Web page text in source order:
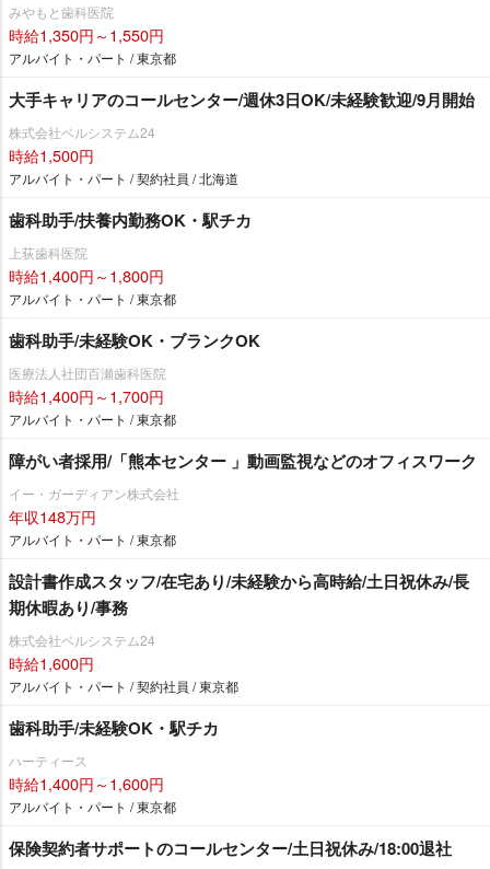
みやもと歯科医院
時給1,350円～1,550円
アルバイト・パート / 東京都
大手キャリアのコールセンター/週休3日OK/未経験歓迎/9月開始
株式会社ベルシステム24
時給1,500円
アルバイト・パート / 契約社員 / 北海道
歯科助手/扶養内勤務OK・駅チカ
上荻歯科医院
時給1,400円～1,800円
アルバイト・パート / 東京都
歯科助手/未経験OK・ブランクOK
医療法人社団百瀬歯科医院
時給1,400円～1,700円
アルバイト・パート / 東京都
障がい者採用/「熊本センター 」動画監視などのオフィスワーク
イー・ガーディアン株式会社
年収148万円
アルバイト・パート / 東京都
設計書作成スタッフ/在宅あり/未経験から高時給/土日祝休み/長
期休暇あり/事務
株式会社ベルシステム24
時給1,600円
アルバイト・パート / 契約社員 / 東京都
歯科助手/未経験OK・駅チカ
ハーティース
時給1,400円～1,600円
アルバイト・パート / 東京都
保険契約者サポートのコールセンター/土日祝休み/18:00退社